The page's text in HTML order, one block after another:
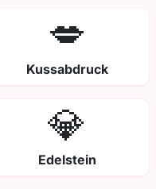
💋
Kussabdruck
💎
Edelstein